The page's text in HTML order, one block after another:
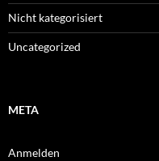
Nicht kategorisiert
Uncategorized
META
Anmelden